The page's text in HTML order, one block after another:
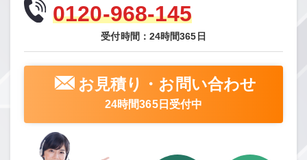
0120-968-145
受付時間：24時間365日
お見積り・お問い合わせ
24時間365日受付中